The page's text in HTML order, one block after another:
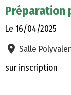
Préparation
Le 16/04/2025
Salle
sur inscription